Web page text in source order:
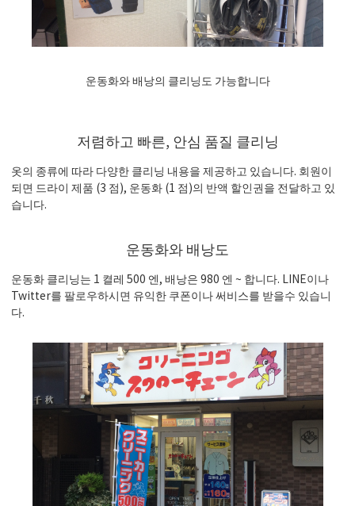
운동화와 배낭의 클리닝도 가능합니다
저렴하고 빠른, 안심 품질 클리닝
옷의 종류에 따라 다양한 클리닝 내용을 제공하고 있습니다. 회원이
되면 드라이 제품 (3 점), 운동화 (1 점)의 반액 할인권을 전달하고 있
습니다.
운동화와 배낭도
운동화 클리닝는 1 켤레 500 엔, 배낭은 980 엔 ~ 합니다. LINE이나
Twitter를 팔로우하시면 유익한 쿠폰이나 써비스를 받을수 있습니
다.